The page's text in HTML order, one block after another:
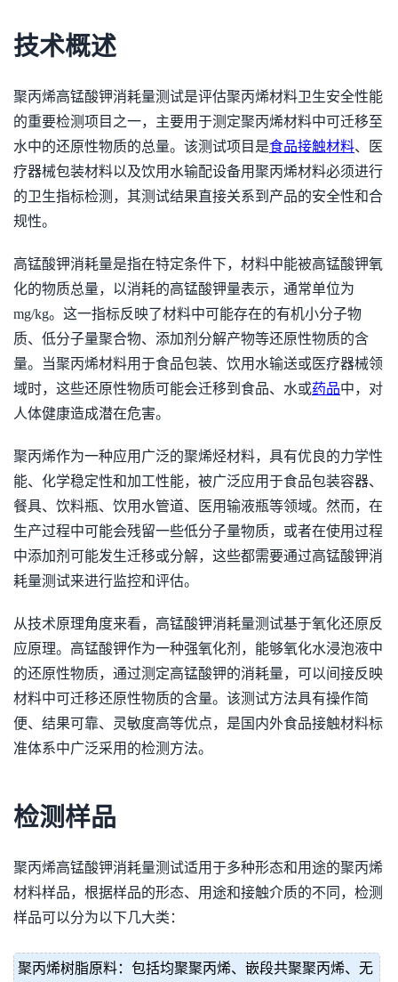
技术概述
聚丙烯高锰酸钾消耗量测试是评估聚丙烯材料卫生安全性能
的重要检测项目之一，主要用于测定聚丙烯材料中可迁移至
水中的还原性物质的总量。该测试项目是食品接触材料、医
疗器械包装材料以及饮用水输配设备用聚丙烯材料必须进行
的卫生指标检测，其测试结果直接关系到产品的安全性和合
规性。
高锰酸钾消耗量是指在特定条件下，材料中能被高锰酸钾氧
化的物质总量，以消耗的高锰酸钾量表示，通常单位为
mg/kg。这一指标反映了材料中可能存在的有机小分子物
质、低分子量聚合物、添加剂分解产物等还原性物质的含
量。当聚丙烯材料用于食品包装、饮用水输送或医疗器械领
域时，这些还原性物质可能会迁移到食品、水或药品中，对
人体健康造成潜在危害。
聚丙烯作为一种应用广泛的聚烯烃材料，具有优良的力学性
能、化学稳定性和加工性能，被广泛应用于食品包装容器、
餐具、饮料瓶、饮用水管道、医用输液瓶等领域。然而，在
生产过程中可能会残留一些低分子量物质，或者在使用过程
中添加剂可能发生迁移或分解，这些都需要通过高锰酸钾消
耗量测试来进行监控和评估。
从技术原理角度来看，高锰酸钾消耗量测试基于氧化还原反
应原理。高锰酸钾作为一种强氧化剂，能够氧化水浸泡液中
的还原性物质，通过测定高锰酸钾的消耗量，可以间接反映
材料中可迁移还原性物质的含量。该测试方法具有操作简
便、结果可靠、灵敏度高等优点，是国内外食品接触材料标
准体系中广泛采用的检测方法。
检测样品
聚丙烯高锰酸钾消耗量测试适用于多种形态和用途的聚丙烯
材料样品，根据样品的形态、用途和接触介质的不同，检测
样品可以分为以下几大类：
聚丙烯树脂原料：包括均聚聚丙烯、嵌段共聚聚丙烯、无